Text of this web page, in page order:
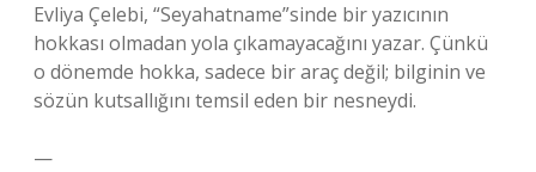
Evliya Çelebi, “Seyahatname”sinde bir yazıcının
hokkası olmadan yola çıkamayacağını yazar. Çünkü
o dönemde hokka, sadece bir araç değil; bilginin ve
sözün kutsallığını temsil eden bir nesneydi.
—